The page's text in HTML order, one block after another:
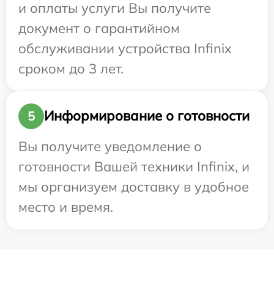
и оплаты услуги Вы получите
документ о гарантийном
обслуживании устройства Infinix
сроком до 3 лет.
5
Информирование о готовности
Вы получите уведомление о
готовности Вашей техники Infinix, и
мы организуем доставку в удобное
место и время.